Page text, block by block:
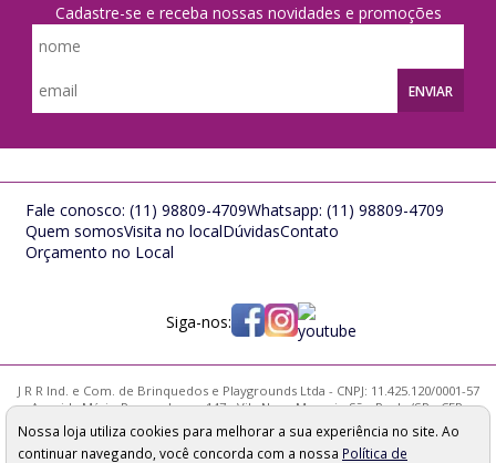
Cadastre-se e receba nossas novidades e promoções
ENVIAR
Fale conosco: (11) 98809-4709Whatsapp: (11) 98809-4709
Quem somosVisita no localDúvidasContato
Orçamento no Local
Siga-nos:
J R R Ind. e Com. de Brinquedos e Playgrounds Ltda - CNPJ: 11.425.120/0001-57
Avenida Mário Pernambuco, 147 - Vila Nova Mazzei - São Paulo/SP - CEP:
02314-000
Os preços, quantidade em estoque e condições de pagamento
apresentados neste site não valem necessariamente para nossa loja física e
Nossa loja utiliza cookies para melhorar a sua experiência no site. Ao
continuar navegando, você concorda com a nossa Política de